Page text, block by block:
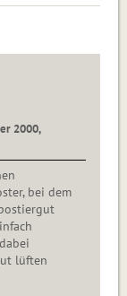
2000,
bei dem
lüften